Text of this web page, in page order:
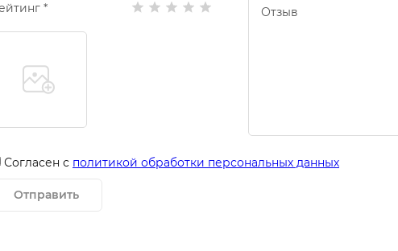
*
Согласен с политикой обработки персональных данных
Отправить